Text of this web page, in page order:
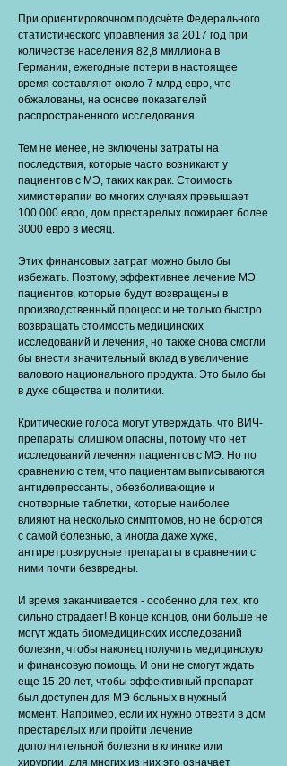
При ориентировочном подсчёте Федерального
статистического управления за 2017 год при
количестве населения 82,8 миллиона в
Германии, ежегодные потери в настоящее
время составляют около 7 млрд евро, что
обжалованы, на основе показателей
распространенного исследования.
Тем не менее, не включены затраты на
последствия, которые часто возникают у
пациентов с МЭ, таких как рак. Стоимость
химиотерапии во многих случаях превышает
100 000 евро, дом престарелых пожирает более
3000 евро в месяц.
Этих финансовых затрат можно было бы
избежать. Поэтому, эффективнее лечение MЭ
пациентов, которые будут возвращены в
производственный процесс и не только быстро
возвращать стоимость медицинских
исследований и лечения, но также снова смогли
бы внести значительный вклад в увеличение
валового национального продукта. Это было бы
в духе общества и политики.
Критические голоса могут утверждать, что ВИЧ-
препараты слишком опасны, потому что нет
исследований лечения пациентов с МЭ. Но по
сравнению с тем, что пациентам выписываются
антидепрессанты, обезболивающие и
снотворные таблетки, которые наиболее
влияют на несколько симптомов, но не борются
с самой болезнью, а иногда даже хуже,
антиретровирусные препараты в сравнении с
ними почти безвредны.
И время заканчивается - особенно для тех, кто
сильно страдает! В конце концов, они больше не
могут ждать биомедицинских исследований
болезни, чтобы наконец получить медицинскую
и финансовую помощь. И они не смогут ждать
еще 15-20 лет, чтобы эффективный препарат
был доступен для МЭ больных в нужный
момент. Например, если их нужно отвезти в дом
престарелых или пройти лечение
дополнительной болезни в клинике или
хирургии, для многих из них это означает